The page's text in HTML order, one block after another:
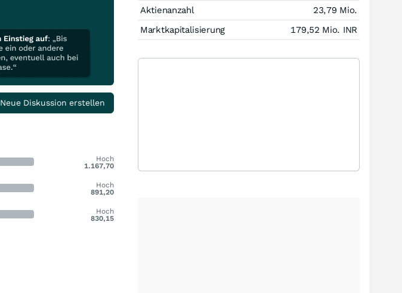
Neue Diskussion erstellen
Hoch
1.167,70
Hoch
891,20
Hoch
830,15
Aktienanzahl
23,79 Mio.
Marktkapitalisierung
179,52 Mio. INR